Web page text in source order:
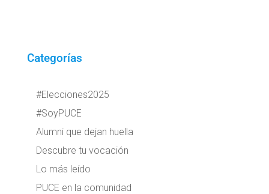
Categorías
#Elecciones2025
#SoyPUCE
Alumni que dejan huella
Descubre tu vocación
Lo más leído
PUCE en la comunidad